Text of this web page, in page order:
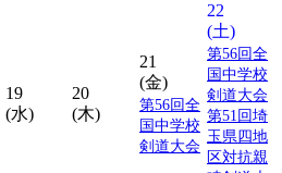
19
(水)
20
(木)
21
(金)
第56回全
国中学校
剣道大会
22
(土)
第56回全
国中学校
剣道大会
第51回埼
玉県四地
区対抗親